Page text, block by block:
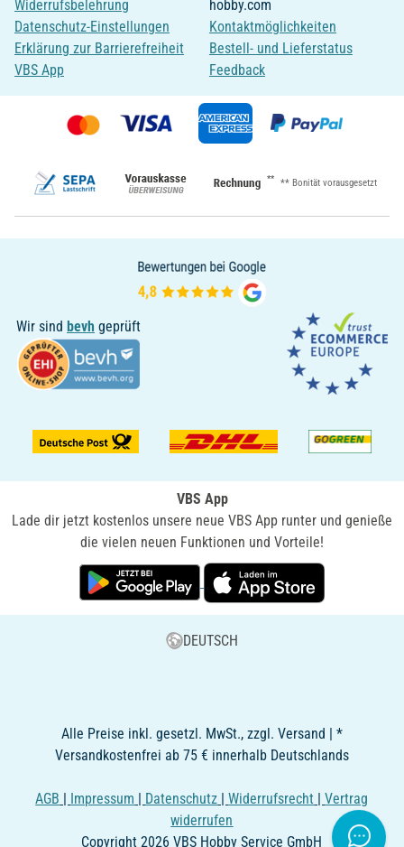
Widerrufsbelehrung
Datenschutz-Einstellungen
Erklärung zur Barrierefreiheit
VBS App
hobby.com
Kontaktmöglichkeiten
Bestell- und Lieferstatus
Feedback
** ** Bonität vorausgesetzt
Wir sind bevh geprüft
VBS App
Lade dir jetzt kostenlos unsere neue VBS App runter und genieße
die vielen neuen Funktionen und Vorteile!
DEUTSCH
Alle Preise inkl. gesetzl. MwSt., zzgl. Versand | *
Versandkostenfrei ab 75 € innerhalb Deutschlands
AGB | Impressum | Datenschutz |Widerrufsrecht |Vertrag
widerrufen
Copyright 2026 VBS Hobby Service GmbH